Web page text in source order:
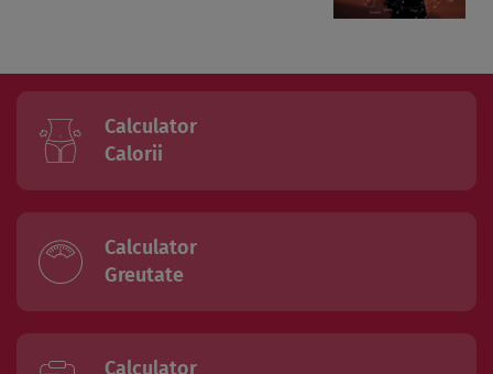
Calculator
Calorii
Calculator
Greutate
Calculator